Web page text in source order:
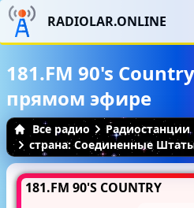
RADIOLAR.ONLINE
181.FM 90's
прямом эфире
Все радио
Радиостанции
страна: Соединенные
181.FM 90'S COUNTRY